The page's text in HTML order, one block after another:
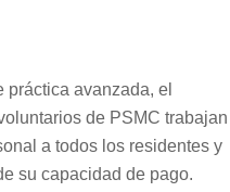
práctica avanzada, el
de PSMC trabajan
a todos los residentes y
su capacidad de pago.